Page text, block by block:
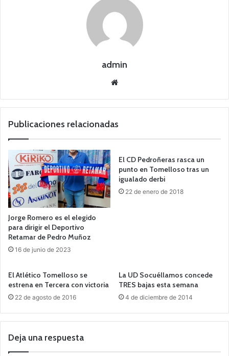
admin
we
Publicaciones relacionadas
Jorge Romero es el elegido
para dirigir el Deportivo
Retamar de Pedro Muñoz
16 de junio de 2023
El CD Pedroñeras rasca un
punto en Tomelloso tras un
igualado derbi
22 de enero de 2018
El Atlético Tomelloso se
estrena en Tercera con victoria
22 de agosto de 2016
La UD Socuéllamos concede
TRES bajas esta semana
4 de diciembre de 2014
Deja una respuesta